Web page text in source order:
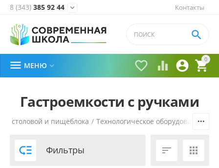
Контакты
8 (343) 385 92 44 
0


 

 МЕНЮ 
Гастроемкости с ручками
столовой и пищеблока / Технологическое оборудование
 Фильтры  